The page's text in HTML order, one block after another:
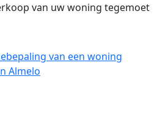
van uw woning tegemoet
van een woning
Almelo